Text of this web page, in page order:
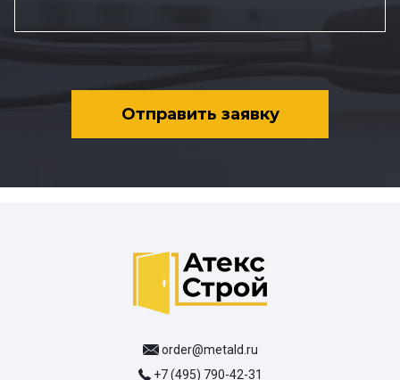
Отправить заявку
order@metald.ru
+7 (495) 790-42-31